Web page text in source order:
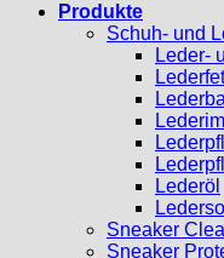
Produkte
Schuh- und
Leder-
Lederöl
Sneaker
Sneaker